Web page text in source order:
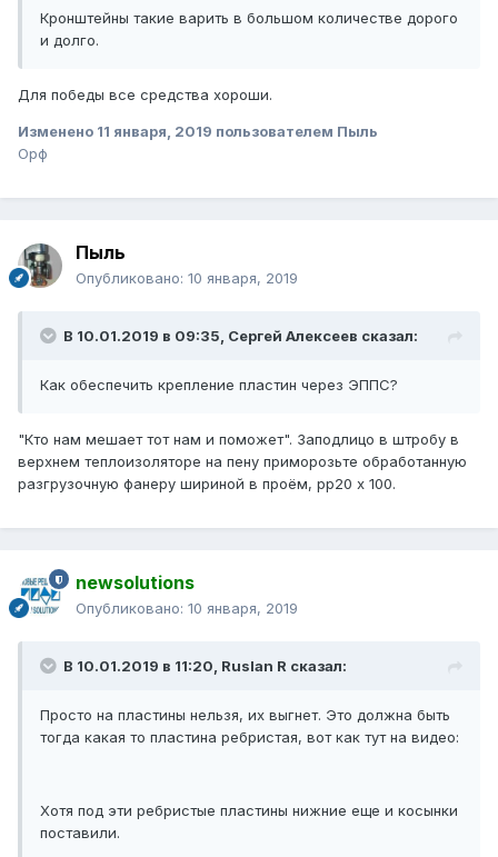
Кронштейны такие варить в большом количестве дорого
и долго.
Для победы все средства хороши.
Изменено 11 января, 2019 пользователем Пыль
Орф
Пыль
Опубликовано: 10 января, 2019
В 10.01.2019 в 09:35, Сергей Алексеев сказал:
Как обеспечить крепление пластин через ЭППС?
"Кто нам мешает тот нам и поможет". Заподлицо в штробу в
верхнем теплоизоляторе на пену приморозьте обработанную
разгрузочную фанеру шириной в проём, рр20 х 100.
newsolutions
Опубликовано: 10 января, 2019
В 10.01.2019 в 11:20, Ruslan R сказал:
Просто на пластины нельзя, их выгнет. Это должна быть
тогда какая то пластина ребристая, вот как тут на видео:
Хотя под эти ребристые пластины нижние еще и косынки
поставили.